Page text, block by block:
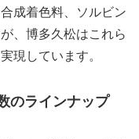
成着色料、ソルビン
、博多久松はこれら
現しています。
のラインナップ